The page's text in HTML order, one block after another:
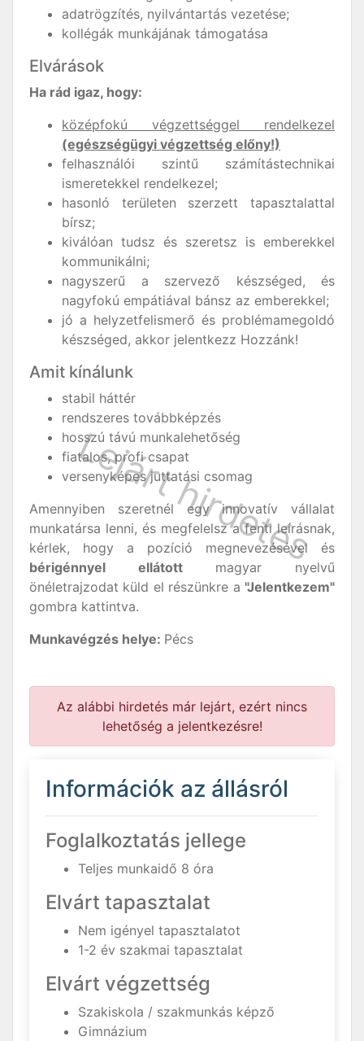
adatrögzítés, nyilvántartás vezetése;
kollégák munkájának támogatása
Elvárások
Ha rád igaz, hogy:
középfokú végzettséggel rendelkezel
(egészségügyi végzettség előny!)
felhasználói szintű számítástechnikai
ismeretekkel rendelkezel;
hasonló területen szerzett tapasztalattal
bírsz;
kiválóan tudsz és szeretsz is emberekkel
kommunikálni;
nagyszerű a szervező készséged, és
nagyfokú empátiával bánsz az emberekkel;
jó a helyzetfelismerő és problémamegoldó
készséged, akkor jelentkezz Hozzánk!
Amit kínálunk
stabil háttér
rendszeres továbbképzés
hosszú távú munkalehetőség
fiatalos, profi csapat
versenyképes juttatási csomag
Amennyiben szeretnél egy innovatív vállalat
munkatársa lenni, és megfelelsz a fenti leírásnak,
kérlek, hogy a pozíció megnevezésével és
bérigénnyel ellátott magyar nyelvű
önéletrajzodat küld el részünkre a "Jelentkezem"
gombra kattintva.
Munkavégzés helye: Pécs
Az alábbi hirdetés már lejárt, ezért nincs
lehetőség a jelentkezésre!
Információk az állásról
Foglalkoztatás jellege
Teljes munkaidő 8 óra
Elvárt tapasztalat
Nem igényel tapasztalatot
1-2 év szakmai tapasztalat
Elvárt végzettség
Szakiskola / szakmunkás képző
Gimnázium